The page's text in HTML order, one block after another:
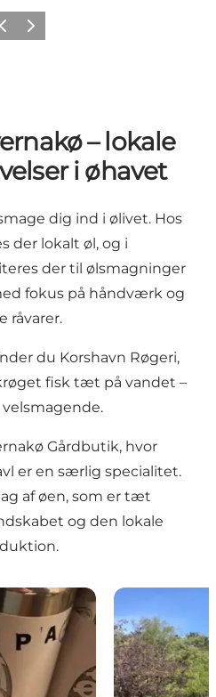
billede
Næste billede
– lokale
i øhavet
dig ind i ølivet. Hos
der lokalt øl, og i
der til ølsmagninger
fokus på håndværk og
råvarer.
du Korshavn Røgeri,
fisk tæt på vandet –
Gårdbutik, hvor
er en særlig specialitet.
af øen, som er tæt
og den lokale
Korshavn